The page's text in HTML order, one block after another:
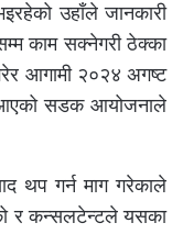
उहाँले जानकारी
काम सक्नेगरी ठेक्का
आगामी २०२४ अगष्ट
आएको सडक आयोजनाले
थप गर्न माग गरेकाले
र कन्सलटेन्टले यसका